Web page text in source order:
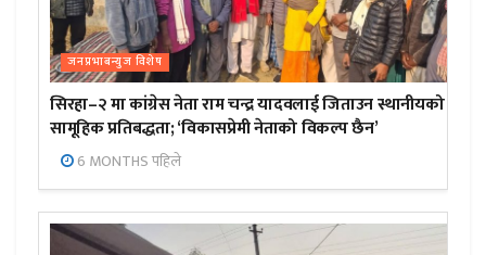
जनप्रभाबन्युज विशेष
सिरहा–२ मा कांग्रेस नेता राम चन्द्र यादवलाई जिताउन स्थानीयको
सामूहिक प्रतिबद्धता; ‘विकासप्रेमी नेताको विकल्प छैन’
6 MONTHS पहिले